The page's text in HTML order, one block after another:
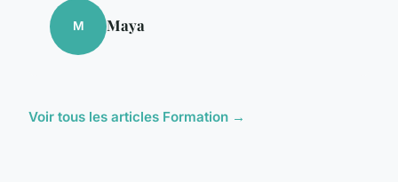
M Maya
Voir tous les articles Formation →